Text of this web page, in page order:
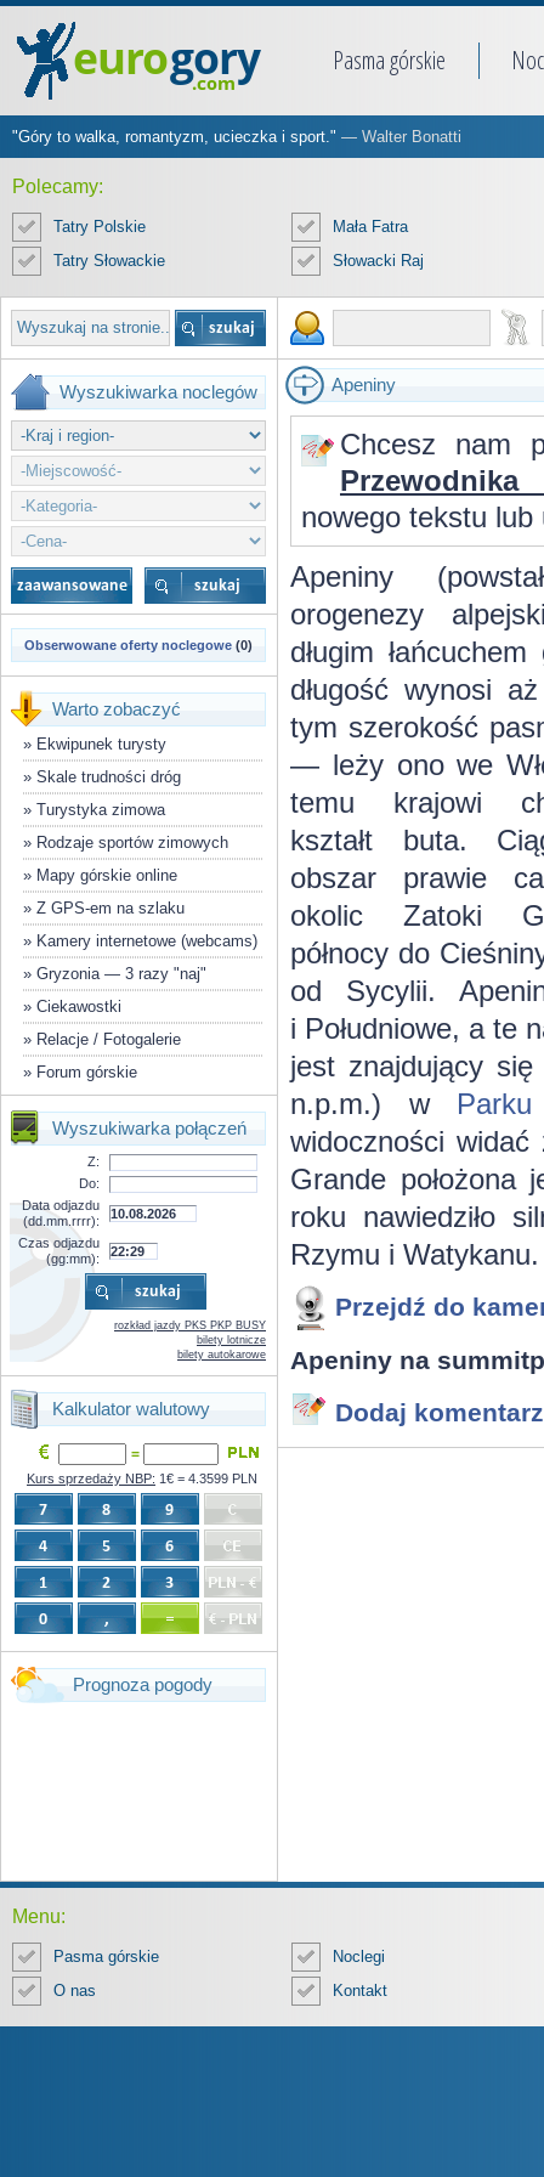
Pasma górskie
"Góry to walka, romantyzm, ucieczka i sport." — Walter Bonatti
Polecamy:
Tatry Polskie
Mała Fatra
Tatry Słowackie
Słowacki Raj
Apeniny
Chcesz nam
Przewodnika
nowego tekstu
Apeniny
orogenezy
długim
długość wynosi
tym szerokość
— leży ono we
temu krajowi
kształt buta.
obszar prawie
okolic Zatoki
północy do
od Sycylii.
i Południowe, a te
jest znajdujący
n.p.m.) w
widoczności
Grande położona
roku nawiedziło
Rzymu i Watykanu.
Przejdź do
Apeniny na
Dodaj komentarz
Wyszukiwarka noclegów
Obserwowane oferty noclegowe (0)
Warto zobaczyć
» Ekwipunek turysty
» Skale trudności dróg
» Turystyka zimowa
» Rodzaje sportów zimowych
» Mapy górskie online
» Z GPS-em na szlaku
» Kamery internetowe (webcams)
» Gryzonia — 3 razy "naj"
» Ciekawostki
» Relacje / Fotogalerie
» Forum górskie
Wyszukiwarka połączeń
Z:
Do:
Data odjazdu
(dd.mm.rrrr):
Czas odjazdu
(gg:mm):
rozkład jazdy PKS PKP BUSY
bilety lotnicze
bilety autokarowe
Kalkulator walutowy
=
Kurs sprzedaży NBP: 1€ = 4.3599 PLN
Prognoza pogody
Menu:
Pasma górskie
Noclegi
O nas
Kontakt